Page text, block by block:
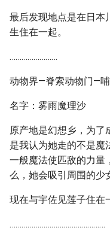
最后发现地点是在日本
生住在一起。
……………………
动物界—脊索动物门—
名字：雾雨魔理沙
原产地是幻想乡，为了
是我认为她走的不是魔
一般魔法使匹敌的力量
么，她会吸引周围的少
现在与宇佐见莲子住在
…………………………………………